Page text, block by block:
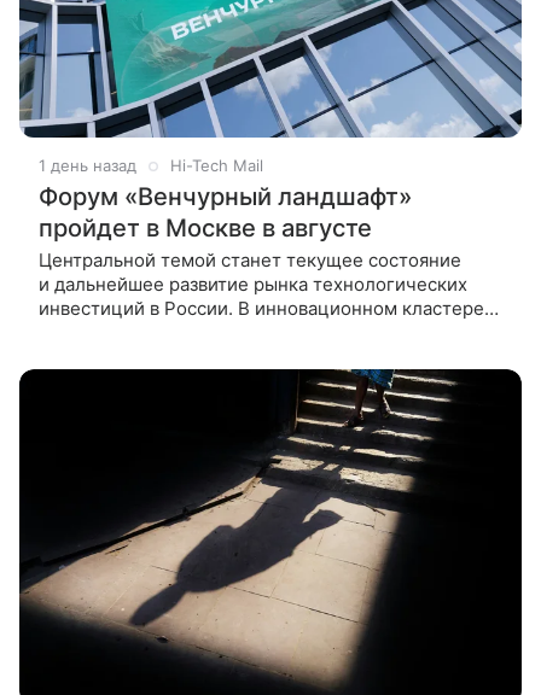
1 день назад Hi-Tech Mail
Форум «Венчурный ландшафт»
пройдет в Москве в августе
Центральной темой станет текущее состояние
и дальнейшее развитие рынка технологических
инвестиций в России. В инновационном кластере